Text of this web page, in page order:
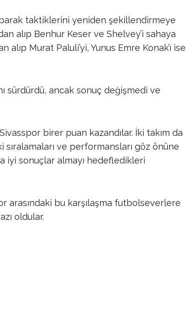
taktiklerini yeniden şekillendirmeye
alıp Benhur Keser ve Shelvey’i sahaya
alıp Murat Paluli’yi, Yunus Emre Konak’ı ise
sürdürdü, ancak sonuç değişmedi ve
birer puan kazandılar. İki takım da
ve performansları göz önüne
iyi sonuçlar almayı hedefledikleri
arasındaki bu karşılaşma futbolseverlere
oldular.